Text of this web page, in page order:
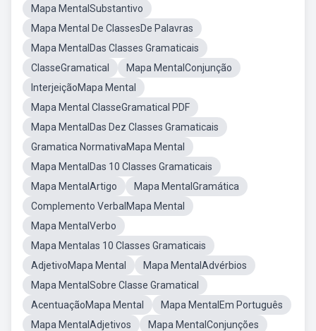
Mapa MentalSubstantivo
Mapa Mental De ClassesDe Palavras
Mapa MentalDas Classes Gramaticais
ClasseGramatical
Mapa MentalConjunção
InterjeiçãoMapa Mental
Mapa Mental ClasseGramatical PDF
Mapa MentalDas Dez Classes Gramaticais
Gramatica NormativaMapa Mental
Mapa MentalDas 10 Classes Gramaticais
Mapa MentalArtigo
Mapa MentalGramática
Complemento VerbalMapa Mental
Mapa MentalVerbo
Mapa Mentalas 10 Classes Gramaticais
AdjetivoMapa Mental
Mapa MentalAdvérbios
Mapa MentalSobre Classe Gramatical
AcentuaçãoMapa Mental
Mapa MentalEm Português
Mapa MentalAdjetivos
Mapa MentalConjunções